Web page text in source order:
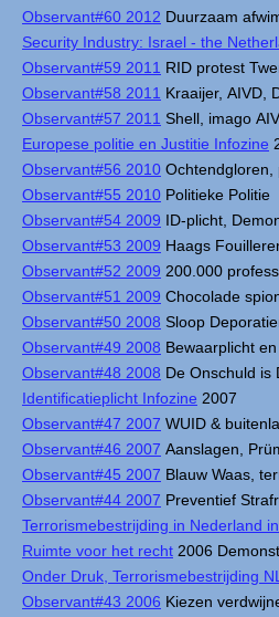
Observant#60 2012 Duurzaam
Security Industry: Israel - the
Observant#59 2011 RID protest
Observant#58 2011 Kraaijer, AIVD,
Observant#57 2011 Shell, imago
Europese politie en Justitie Infozine
Observant#56 2010 Ochtendgloren,
Observant#55 2010 Politieke Politie
Observant#54 2009 ID-plicht,
Observant#53 2009 Haags
Observant#52 2009 200.000
Observant#51 2009 Chocolade
Observant#50 2008 Sloop
Observant#49 2008 Bewaarplicht
Observant#48 2008 De Onschuld is
Identificatieplicht Infozine 2007
Observant#47 2007 WUID &
Observant#46 2007 Aanslagen,
Observant#45 2007 Blauw Waas,
Observant#44 2007 Preventief
Terrorismebestrijding in Nederland
Ruimte voor het recht 2006
Onder Druk, Terrorismebestrijding NL
Observant#43 2006 Kiezen